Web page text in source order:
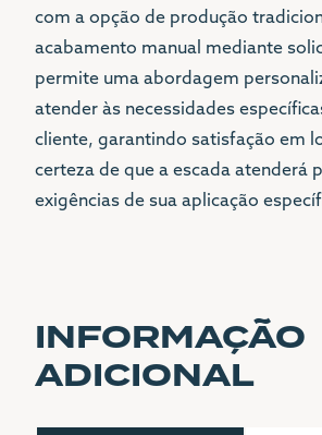
com a opção de produção
acabamento manual mediante
permite uma abordagem
atender às necessidades
cliente, garantindo satisfação em
certeza de que a escada atenderá
exigências de sua aplicação
INFORMAÇÃO
ADICIONAL